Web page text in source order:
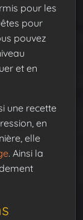
pour les
pour
pouvez
et en
une recette
en
elle
. Ainsi la